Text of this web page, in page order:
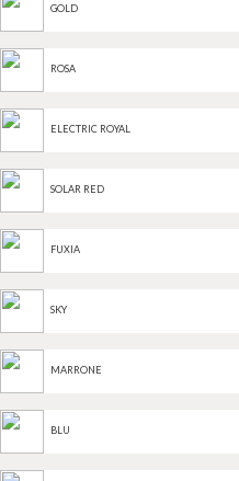
GOLD
ROSA
ELECTRIC ROYAL
SOLAR RED
FUXIA
SKY
MARRONE
BLU